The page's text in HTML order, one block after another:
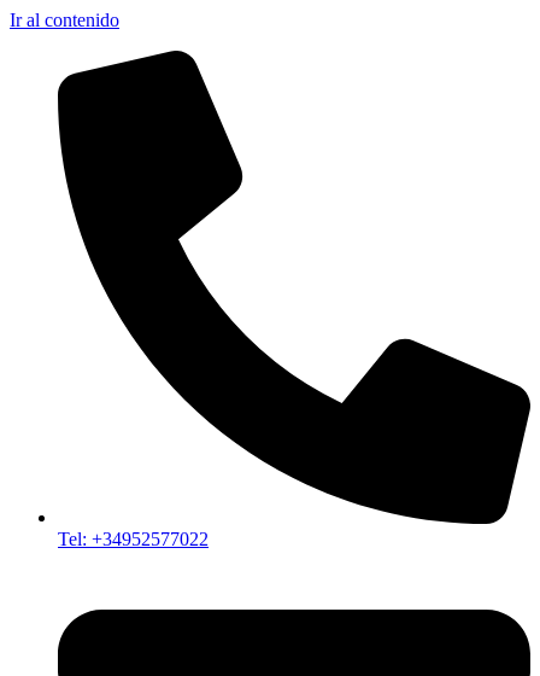
Ir al contenido
Tel: +34952577022